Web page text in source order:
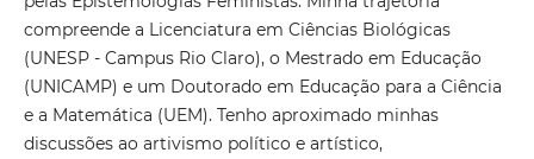
compreende a Licenciatura em Ciências Biológicas
(UNESP - Campus Rio Claro), o Mestrado em Educação
(UNICAMP) e um Doutorado em Educação para a Ciência
e a Matemática (UEM). Tenho aproximado minhas
discussões ao artivismo político e artístico,